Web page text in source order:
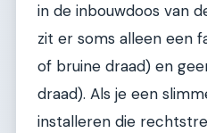
in de inbouwdoos van
zit er soms alleen een
of bruine draad) en
draad). Als je een
installeren die